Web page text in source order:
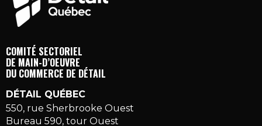
COMITÉ SECTORIEL
DE MAIN-D’OEUVRE
DU COMMERCE DE DÉTAIL
DÉTAIL QUÉBEC
550, rue Sherbrooke Ouest
Bureau 590, tour Ouest